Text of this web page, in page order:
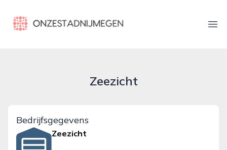
onzestadnijmegen.nl
Zeezicht
Bedrijfsgegevens
Zeezicht